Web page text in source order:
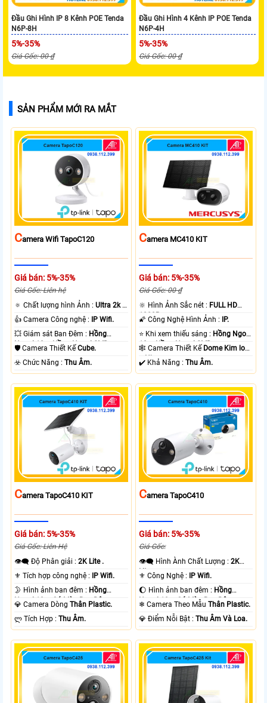
Đầu Ghi Hình IP 8 Kênh POE Tenda
N6P-8H
5%-35%
Giá Gốc: 00 ₫
Đầu Ghi Hình 4 Kênh IP POE Tenda
N6P-4H
5%-35%
Giá Gốc: 00 ₫
SẢN PHẨM MỚI RA MẮT
CAmera Wifi TapoC120
Giá bán: 5%-35%
Giá Gốc: Liên hệ
🔅 Chất lượng hình Ảnh :Ultra 2k +
.
👍 Camera Công nghệ :
IP Wifi.
💥 Giám sát Ban Đêm : Hồng
Ngoại 10m Hồng Ngoại SMD.
🛡 Camera Thiết KếCube.
️☣️ Chức Năng :Thu Âm.
CAmera MC410 KIT
Giá bán: 5%-35%
Giá Gốc: 00 ₫
🔆 Hình Ảnh Sắc nét : FULL HD
1080P .
🌠 Công Nghệ Hình Ảnh :
IP.
⭐ Khi xem thiếu sáng : Hồng Ngoại
10m Hồng Ngoại SMD.
🕸️ Camera Thiết Kế Dome Kim loại
+ Nhựa.
️✔️ Khả Năng :Thu Âm.
CAmera TapoC410 KIT
Giá bán: 5%-35%
Giá Gốc: Liên Hệ
👁️‍🗨 Độ Phân giải :2K Lite .
⚜️ Tích hợp công nghệ : IP Wifi.
🌛 Hình ảnh ban đêm : Hồng
Ngoại 10m Có Màu Ban Ðêm.
💎 Camera DòngThân Plastic.
️ლ Tích Hợp :Thu Âm.
CAmera TapoC410
Giá bán: 5%-35%
Giá Gốc:
👁️‍🗨 Hình Ành Chất Lượng :2K
Lite .
⚜️ Công Nghệ : IP Wifi.
🌔 Hình ảnh ban đêm : Hồng
Ngoại 10m Có Màu Ban Ðêm.
❄ Camera Theo MẫuThân Plastic.
️💎 Điểm Nỗi Bật :Thu Âm Và Loa.